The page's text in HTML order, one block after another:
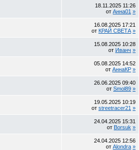
18.11.2025 11:26
от Анна01 »
16.08.2025 17:21
от КРАЙ СВЕТА »
15.08.2025 10:28
от Иванч »
05.08.2025 14:52
от АннаКР »
26.06.2025 09:40
от Smol89 »
19.05.2025 10:19
от streetracer21 »
24.04.2025 15:31
от Borsuk »
24.04.2025 12:56
от Alondra »